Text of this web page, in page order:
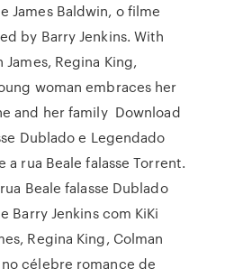
James Baldwin, o filme
by Barry Jenkins. With
James, Regina King,
woman embraces her
and her family Download
Dublado e Legendado
a rua Beale falasse Torrent.
Beale falasse Dublado
Jenkins com KiKi
Regina King, Colman
célebre romance de